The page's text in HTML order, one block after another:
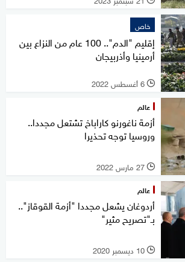
خاص
إقليم "الدم".. 100 عام من النزاع بين
أرمينيا وأذربيجان
l 6 أغسطس 2022
عالم
أزمة ناغورنو كاراباخ تشتعل مجددا..
وروسيا توجه تحذيرا
l 27 مارس 2022
عالم
أردوغان يشعل مجددا "أزمة القوقاز"..
بـ"تصريح مثير"
l 10 ديسمبر 2020